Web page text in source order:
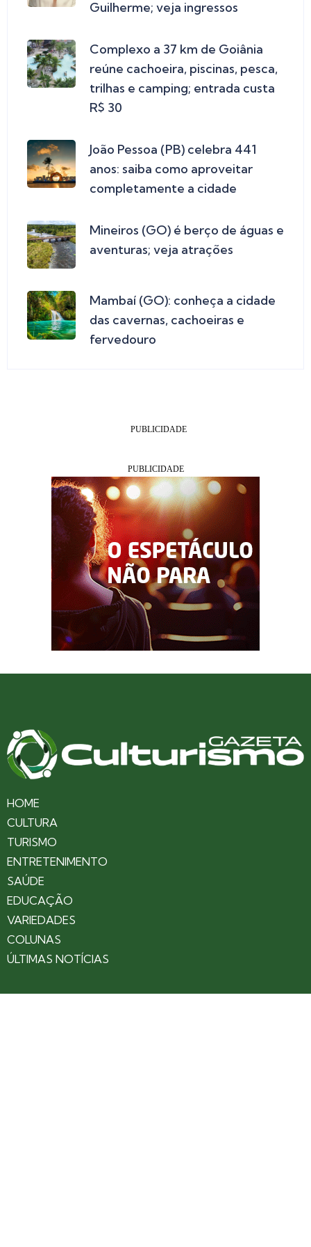
Guilherme; veja ingressos
Complexo a 37 km de Goiânia
reúne cachoeira, piscinas, pesca,
trilhas e camping; entrada custa
R$ 30
João Pessoa (PB) celebra 441
anos: saiba como aproveitar
completamente a cidade
Mineiros (GO) é berço de águas e
aventuras; veja atrações
Mambaí (GO): conheça a cidade
das cavernas, cachoeiras e
fervedouro
HOME
CULTURA
TURISMO
ENTRETENIMENTO
SAÚDE
EDUCAÇÃO
VARIEDADES
COLUNAS
ÚLTIMAS NOTÍCIAS